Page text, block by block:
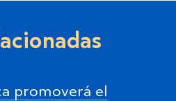
promoverá el